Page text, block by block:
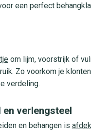
een perfect
om lijm, voorstrijk of
Zo voorkom je
verdeling.
verlengsteel
en behangen is